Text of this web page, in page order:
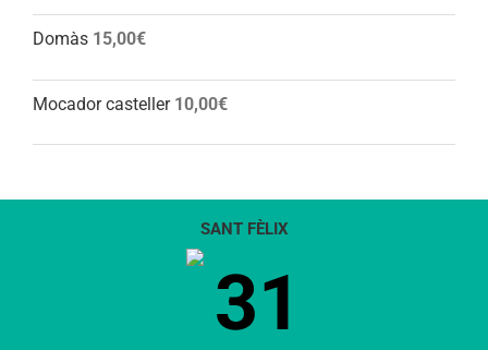
Domàs 15,00€
Mocador casteller 10,00€
SANT FÈLIX
31